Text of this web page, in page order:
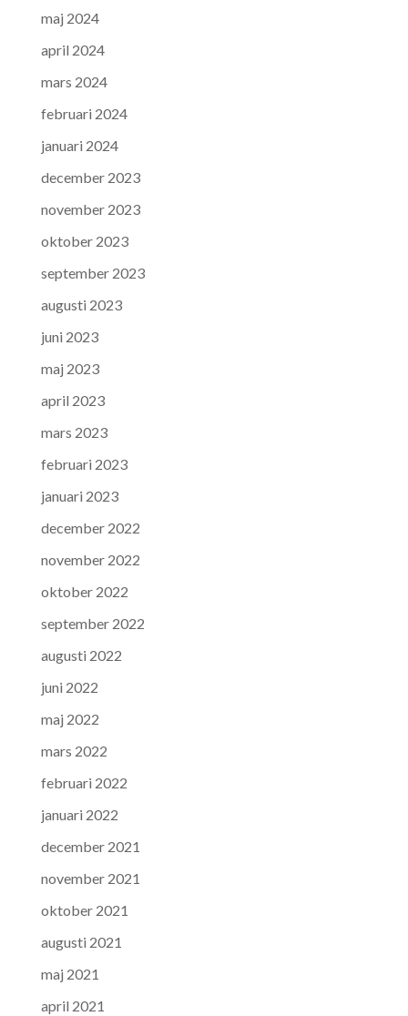
maj 2024
april 2024
mars 2024
februari 2024
januari 2024
december 2023
november 2023
oktober 2023
september 2023
augusti 2023
juni 2023
maj 2023
april 2023
mars 2023
februari 2023
januari 2023
december 2022
november 2022
oktober 2022
september 2022
augusti 2022
juni 2022
maj 2022
mars 2022
februari 2022
januari 2022
december 2021
november 2021
oktober 2021
augusti 2021
maj 2021
april 2021